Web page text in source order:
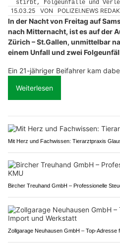
15.03.25 VON POLIZEI.NEWS
In der Nacht von Freitag auf
nach Mitternacht, ist es auf der
Zürich – St.Gallen, unmittelbar
einem Unfall und zwei
Ein 21-jähriger Beifahrer kam
Weiterlesen
Mit Herz und Fachwissen: Tierarztpraxis
Bircher Treuhand GmbH – Professionelle
Zollgarage Neuhausen GmbH – Top-